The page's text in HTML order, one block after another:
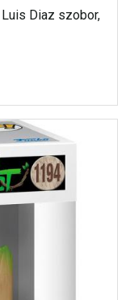
Diaz szobor,